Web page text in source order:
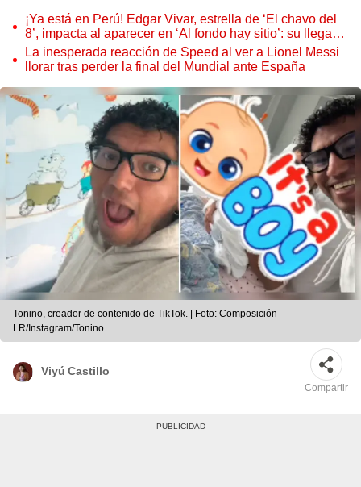
¡Ya está en Perú! Edgar Vivar, estrella de ‘El chavo del
8’, impacta al aparecer en ‘Al fondo hay sitio’: su llegada
remecerá a los Gonzales
La inesperada reacción de Speed al ver a Lionel Messi
llorar tras perder la final del Mundial ante España
Tonino, creador de contenido de TikTok. | Foto: Composición
LR/Instagram/Tonino
Viyú Castillo
Compartir